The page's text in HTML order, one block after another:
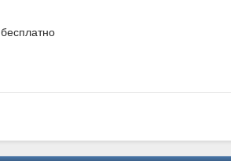
бесплатно